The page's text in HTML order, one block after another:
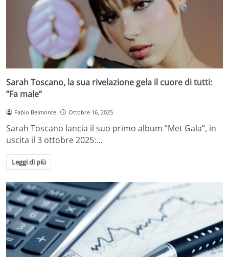
Sarah Toscano, la sua rivelazione gela il cuore di tutti:
“Fa male”
Fabio Belmonte Ottobre 16, 2025
Sarah Toscano lancia il suo primo album “Met Gala”, in
uscita il 3 ottobre 2025:…
Leggi di più